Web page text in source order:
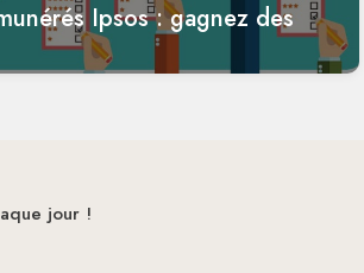
Ipsos : gagnez des
jour !